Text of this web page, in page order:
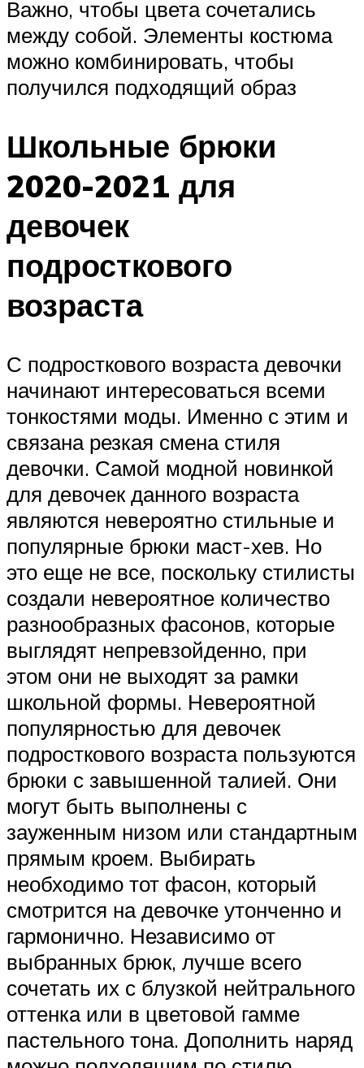
Важно, чтобы цвета сочетались
между собой. Элементы костюма
можно комбинировать, чтобы
получился подходящий образ
Школьные брюки
2020-2021 для
девочек
подросткового
возраста
С подросткового возраста девочки
начинают интересоваться всеми
тонкостями моды. Именно с этим и
связана резкая смена стиля
девочки. Самой модной новинкой
для девочек данного возраста
являются невероятно стильные и
популярные брюки маст-хев. Но
это еще не все, поскольку стилисты
создали невероятное количество
разнообразных фасонов, которые
выглядят непревзойденно, при
этом они не выходят за рамки
школьной формы. Невероятной
популярностью для девочек
подросткового возраста пользуются
брюки с завышенной талией. Они
могут быть выполнены с
зауженным низом или стандартным
прямым кроем. Выбирать
необходимо тот фасон, который
смотрится на девочке утонченно и
гармонично. Независимо от
выбранных брюк, лучше всего
сочетать их с блузкой нейтрального
оттенка или в цветовой гамме
пастельного тона. Дополнить наряд